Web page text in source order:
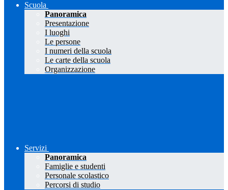
Scuola
Panoramica
Presentazione
I luoghi
Le persone
I numeri della scuola
Le carte della scuola
Organizzazione
Servizi
Panoramica
Famiglie e studenti
Personale scolastico
Percorsi di studio